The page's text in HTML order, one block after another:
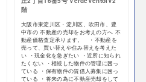
階
大阪市東淀川区・淀川区、吹田市、豊
中市の 不動産の売却をお考えの方へ 不
動産価格査定承ります。 ・不動産を
売って、買い替えや住み替えを考えた
い ・現金化を急ぎたい ・近所に知られ
たくない ・相続した物件の管理に困っ
ている ・保有物件の賃借人募集に困っ
ている ・将来の為に不動産売却をして